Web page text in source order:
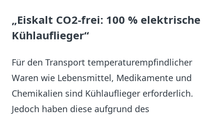
„Eiskalt CO2-frei: 100 % elektrische
Kühlauflieger“
Für den Transport temperaturempfindlicher
Waren wie Lebensmittel, Medikamente und
Chemikalien sind Kühlauflieger erforderlich.
Jedoch haben diese aufgrund des